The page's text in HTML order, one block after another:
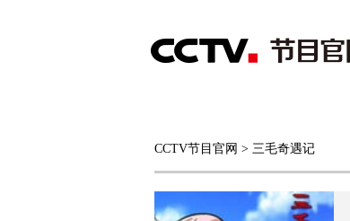
综合 新闻 财经 综艺
CCTV节目官网 > 三毛奇遇记